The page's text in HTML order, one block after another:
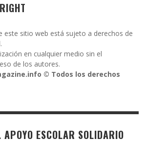
este sitio web está sujeto a derechos de
en cualquier medio sin el
de los autores.
© Todos los derechos
ESCOLAR SOLIDARIO